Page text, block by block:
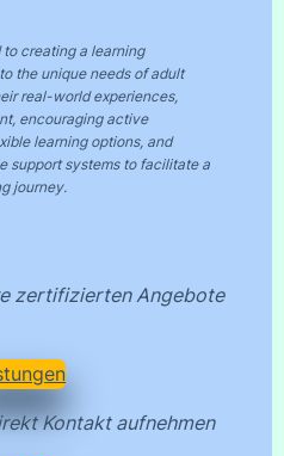
creating a learning
the unique needs of adult
real-world experiences,
encouraging active
learning options, and
support systems to facilitate a
journey.
zertifizierten Angebote
Kontakt aufnehmen